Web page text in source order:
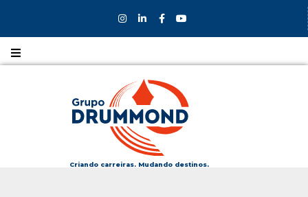
Criando carreiras. Mudando destinos.